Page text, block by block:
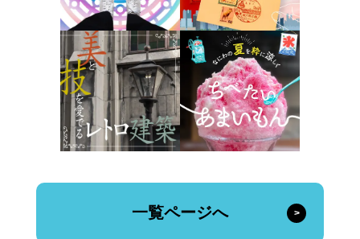
一覧ページへ